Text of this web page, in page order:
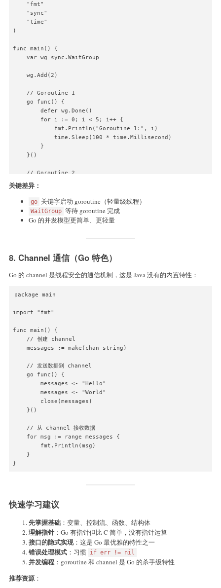
            t2.join();
        } catch (InterruptedException e) {
            e.printStackTrace();
        }
}
    "fmt"
    "sync"
    "time"
)
func main() {
    var wg sync.WaitGroup
    wg.Add(2)
    // Goroutine 1
    go func() {
        defer wg.Done()
        for i := 0; i < 5; i++ {
            fmt.Println("Goroutine 1:", i)
            time.Sleep(100 * time.Millisecond)
        }
    }()
    // Goroutine 2
    go func() {
        defer wg.Done()
        for i := 0; i < 5; i++ {
            fmt.Println("Goroutine 2:", i)
            time.Sleep(100 * time.Millisecond)
    wg.Wait()
}
关键差异：
go 关键字启动 goroutine（轻量级线程）
WaitGroup 等待 goroutine 完成
Go 的并发模型更简单、更轻量
8. Channel 通信（Go 特色）
Go 的 channel 是线程安全的通信机制，这是 Java 没有的内置特性：
package main
import "fmt"
func main() {
    // 创建 channel
    messages := make(chan string)
    // 发送数据到 channel
    go func() {
        messages <- "Hello"
        messages <- "World"
        close(messages)
    }()
    // 从 channel 接收数据
    for msg := range messages {
        fmt.Println(msg)
    }
}
快速学习建议
先掌握基础 ：变量、控制流、函数、结构体
理解指针：Go 有指针但比 C 简单，没有指针运算
接口的隐式实现：这是 Go 最优雅的特性之一
错误处理模式 ：习惯 if err != nil
并发编程 ：goroutine 和 channel 是 Go 的杀手级特性
推荐资源：